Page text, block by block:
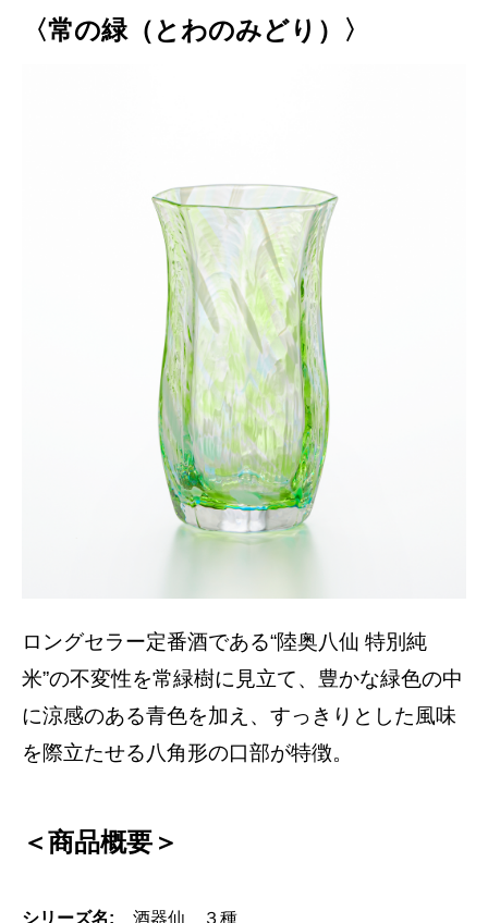
〈常の緑（とわのみどり）〉
ロングセラー定番酒である“陸奥八仙 特別純
米”の不変性を常緑樹に見立て、豊かな緑色の中
に涼感のある青色を加え、すっきりとした風味
を際立たせる八角形の口部が特徴。
＜商品概要＞
シリーズ名: 酒器仙 ３種